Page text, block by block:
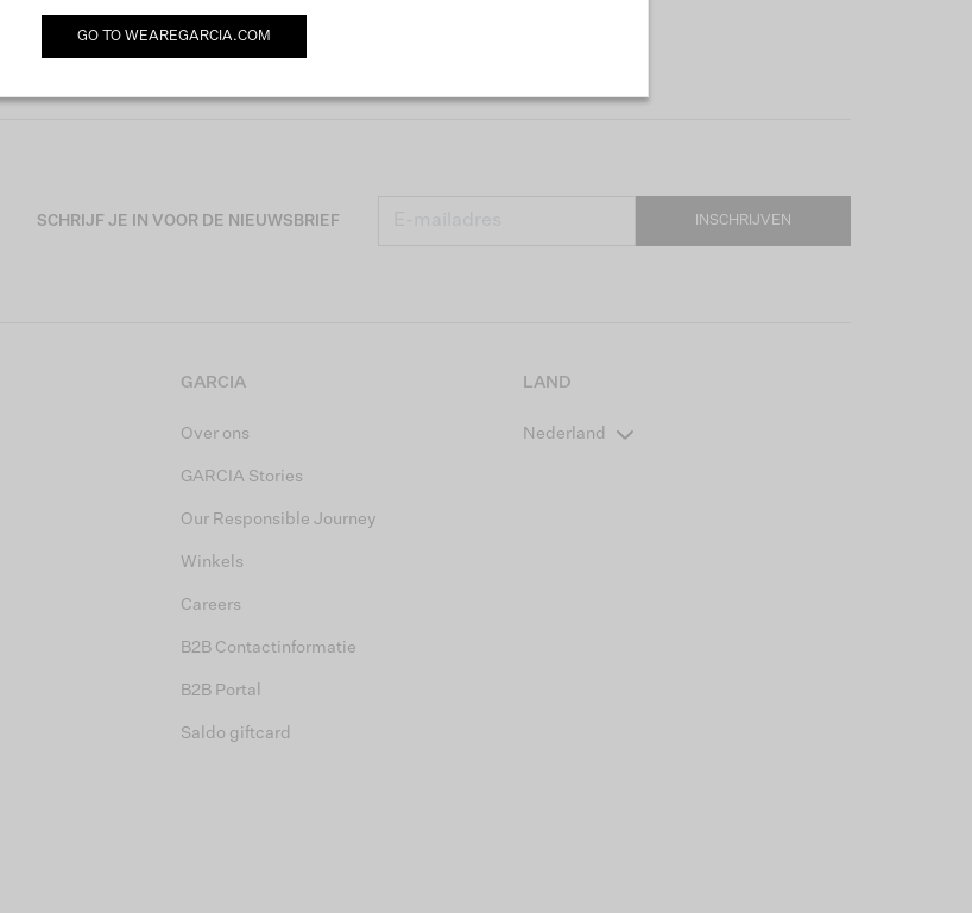
SCHRIJF JE IN VOOR DE NIEUWSBRIEF INSCHRIJVEN
GARCIA
Over ons
GARCIA Stories
Our Responsible Journey
Winkels
Careers
B2B Contactinformatie
B2B Portal
Saldo giftcard
LAND
Nederland
GO TO WEAREGARCIA.COM